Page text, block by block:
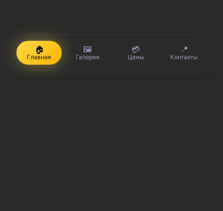
🏠
Главная
🖼️
Галерея
💳
Цены
📍
Контакты